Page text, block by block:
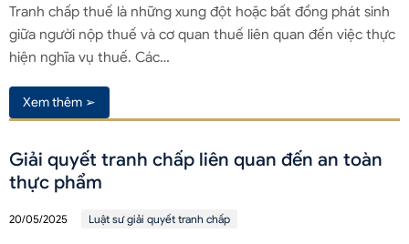
Tranh chấp thuế là những xung đột hoặc bất đồng phát sinh
giữa người nộp thuế và cơ quan thuế liên quan đến việc thực
hiện nghĩa vụ thuế. Các…
Xem thêm ➢
Giải quyết tranh chấp liên quan đến an toàn
thực phẩm
20/05/2025 Luật sư giải quyết tranh chấp